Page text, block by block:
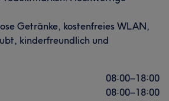
Getränke, kostenfreies WLAN,
kinderfreundlich und
08:00–18:00
08:00–18:00